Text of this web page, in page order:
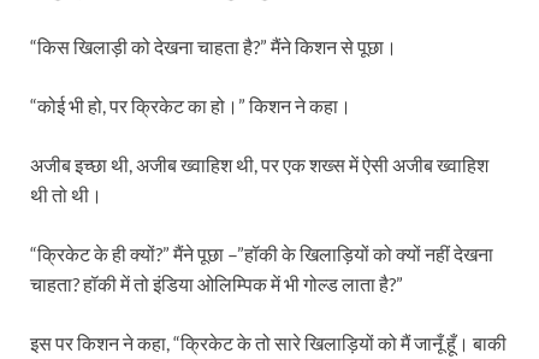
“किस खिलाड़ी को देखना चाहता है?” मैंने किशन से पूछा।
“कोई भी हो, पर क्रिकेट का हो।” किशन ने कहा।
अजीब इच्छा थी, अजीब ख्वाहिश थी, पर एक शख्स में ऐसी अजीब ख्वाहिश
थी तो थी।
“क्रिकेट के ही क्यों?” मैंने पूछा –”हॉकी के खिलाड़ियों को क्यों नहीं देखना
चाहता? हॉकी में तो इंडिया ओलिम्पिक में भी गोल्ड लाता है?”
इस पर किशन ने कहा, “क्रिकेट के तो सारे खिलाड़ियों को मैं जानूँ हूँ। बाकी